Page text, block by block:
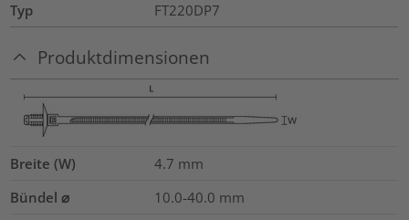
Typ
FT220DP7
Produktdimensionen
Breite (W) 4.7 mm
Bündel ⌀
10.0-40.0 mm